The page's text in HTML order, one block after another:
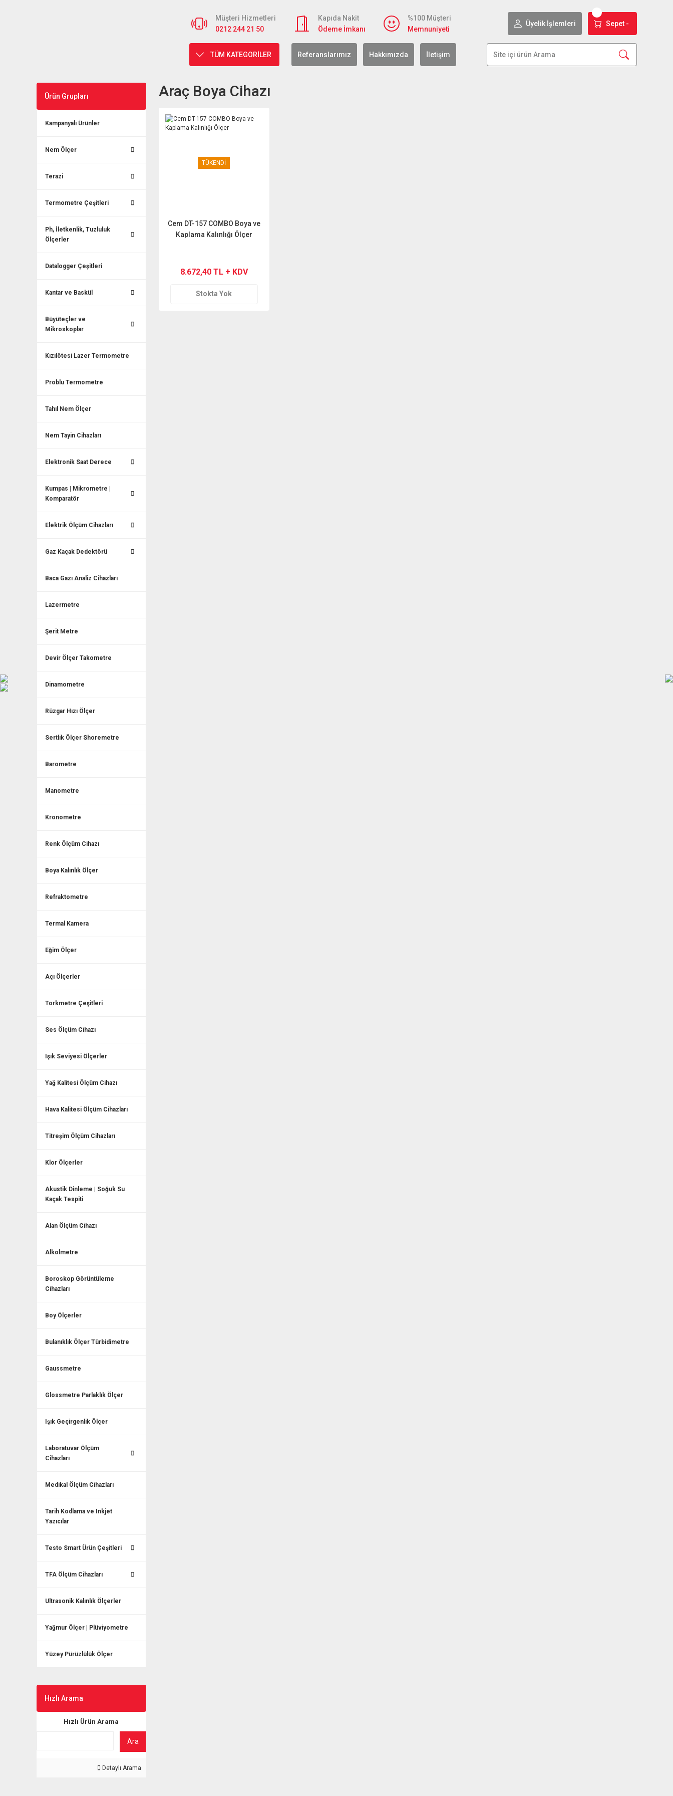
Müşteri Hizmetleri
0212 244 21 50
Kapıda Nakit
Ödeme İmkanı
%100 Müşteri
Memnuniyeti
Üyelik İşlemleri Sepet -
TÜM KATEGORİLER Referanslarımız Hakkımızda İletişim
Ürün Grupları
Kampanyalı Ürünler
Nem Ölçer
Terazi
Termometre Çeşitleri
Ph, İletkenlik, Tuzluluk
Ölçerler
Datalogger Çeşitleri
Kantar ve Baskül
Büyüteçler ve
Mikroskoplar
Kızılötesi Lazer Termometre
Problu Termometre
Tahıl Nem Ölçer
Nem Tayin Cihazları
Elektronik Saat Derece
Kumpas | Mikrometre |
Komparatör
Elektrik Ölçüm Cihazları
Gaz Kaçak Dedektörü
Baca Gazı Analiz Cihazları
Lazermetre
Şerit Metre
Devir Ölçer Takometre
Dinamometre
Rüzgar Hızı Ölçer
Sertlik Ölçer Shoremetre
Barometre
Manometre
Kronometre
Renk Ölçüm Cihazı
Boya Kalınlık Ölçer
Refraktometre
Termal Kamera
Eğim Ölçer
Açı Ölçerler
Torkmetre Çeşitleri
Ses Ölçüm Cihazı
Işık Seviyesi Ölçerler
Yağ Kalitesi Ölçüm Cihazı
Hava Kalitesi Ölçüm Cihazları
Titreşim Ölçüm Cihazları
Klor Ölçerler
Akustik Dinleme | Soğuk Su
Kaçak Tespiti
Alan Ölçüm Cihazı
Alkolmetre
Boroskop Görüntüleme
Cihazları
Boy Ölçerler
Bulanıklık Ölçer Türbidimetre
Gaussmetre
Glossmetre Parlaklık Ölçer
Işık Geçirgenlik Ölçer
Laboratuvar Ölçüm
Cihazları
Medikal Ölçüm Cihazları
Tarih Kodlama ve Inkjet
Yazıcılar
Testo Smart Ürün Çeşitleri
TFA Ölçüm Cihazları
Ultrasonik Kalınlık Ölçerler
Yağmur Ölçer | Plüviyometre
Yüzey Pürüzlülük Ölçer
Hızlı Arama
Hızlı Ürün Arama
Ara
Detaylı Arama
Araç Boya Cihazı
TÜKENDİ
Cem DT-157 COMBO Boya ve
Kaplama Kalınlığı Ölçer
8.672,40 TL + KDV
Stokta Yok